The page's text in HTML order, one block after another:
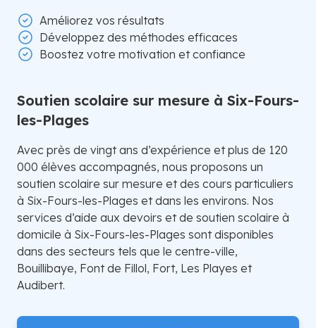
Améliorez vos résultats
Développez des méthodes efficaces
Boostez votre motivation et confiance
Soutien scolaire sur mesure à Six-Fours-
les-Plages
Avec près de vingt ans d’expérience et plus de 120
000 élèves accompagnés, nous proposons un
soutien scolaire sur mesure et des cours particuliers
à Six-Fours-les-Plages et dans les environs. Nos
services d’aide aux devoirs et de soutien scolaire à
domicile à Six-Fours-les-Plages sont disponibles
dans des secteurs tels que le centre-ville,
Bouillibaye, Font de Fillol, Fort, Les Playes et
Audibert.